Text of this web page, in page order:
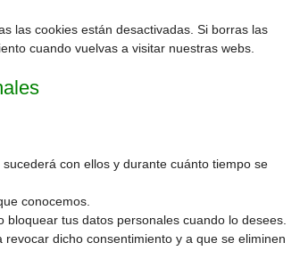
las cookies están desactivadas. Si borras las
cuando vuelvas a visitar nuestras webs.
con ellos y durante cuánto tiempo se
conocemos.
tus datos personales cuando lo desees.
dicho consentimiento y a que se eliminen